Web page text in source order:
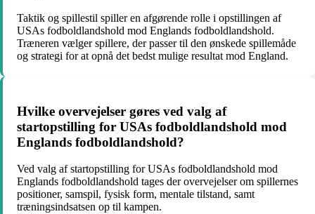
Taktik og spillestil spiller en afgørende rolle i opstillingen af
USAs fodboldlandshold mod Englands fodboldlandshold.
Træneren vælger spillere, der passer til den ønskede spillemåde
og strategi for at opnå det bedst mulige resultat mod England.
Hvilke overvejelser gøres ved valg af
startopstilling for USAs fodboldlandshold mod
Englands fodboldlandshold?
Ved valg af startopstilling for USAs fodboldlandshold mod
Englands fodboldlandshold tages der overvejelser om spillernes
positioner, samspil, fysisk form, mentale tilstand, samt
træningsindsatsen op til kampen.